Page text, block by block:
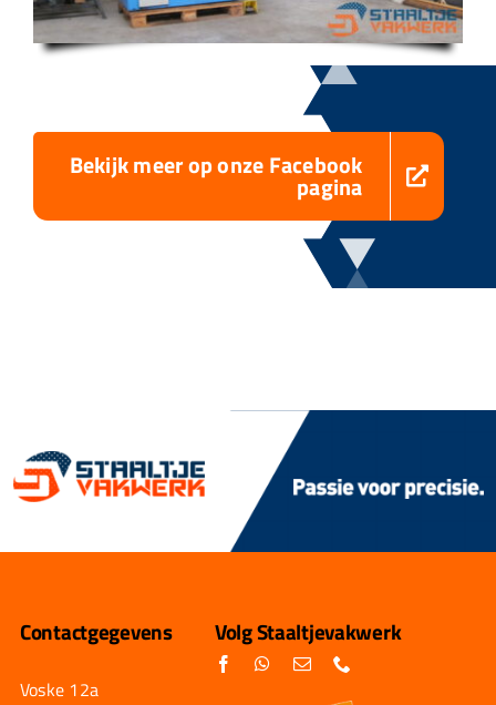
Bekijk meer op onze Facebook
pagina
Contactgegevens
Voske 12a
Volg Staaltjevakwerk